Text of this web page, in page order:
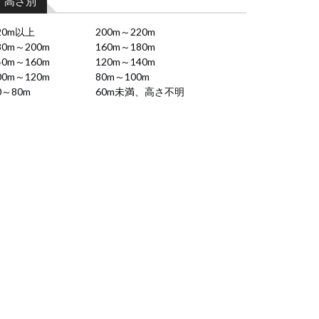
以上
200m～220m
～200m
160m～180m
～160m
120m～140m
～120m
80m～100m
80m
60m未満、高さ不明